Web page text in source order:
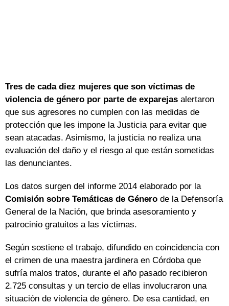
Tres de cada diez mujeres que son víctimas de
violencia de género por parte de exparejas alertaron
que sus agresores no cumplen con las medidas de
protección que les impone la Justicia para evitar que
sean atacadas. Asimismo, la justicia no realiza una
evaluación del daño y el riesgo al que están sometidas
las denunciantes.
Los datos surgen del informe 2014 elaborado por la
Comisión sobre Temáticas de Género de la Defensoría
General de la Nación, que brinda asesoramiento y
patrocinio gratuitos a las víctimas.
Según sostiene el trabajo, difundido en coincidencia con
el crimen de una maestra jardinera en Córdoba que
sufría malos tratos, durante el año pasado recibieron
2.725 consultas y un tercio de ellas involucraron una
situación de violencia de género. De esa cantidad, en